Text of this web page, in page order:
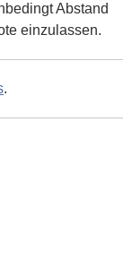
Abstand
einzulassen.
.